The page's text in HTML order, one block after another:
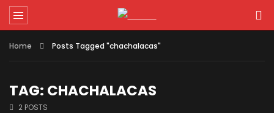
Home Posts Tagged "chachalacas"
TAG: CHACHALACAS
2 POSTS